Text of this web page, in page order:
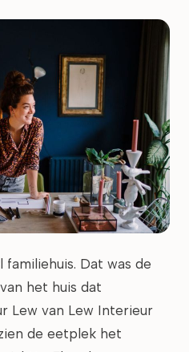
Dat was de
het huis dat
Lew van Lew Interieur
de eetplek het